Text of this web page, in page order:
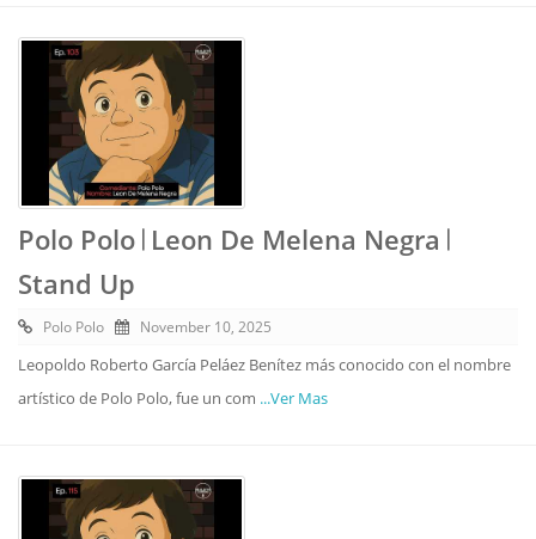
Polo Polo 𝄀 Leon De Melena Negra 𝄀
Stand Up
Polo Polo November 10, 2025
Leopoldo Roberto García Peláez Benítez más conocido con el nombre
artístico de Polo Polo, fue un com ...Ver Mas